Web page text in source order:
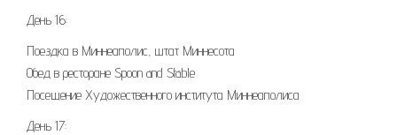
День 16:
Поездка в Миннеаполис, штат Миннесота
Обед в ресторане Spoon and Stable
Посещение Художественного института Миннеаполиса
День 17: